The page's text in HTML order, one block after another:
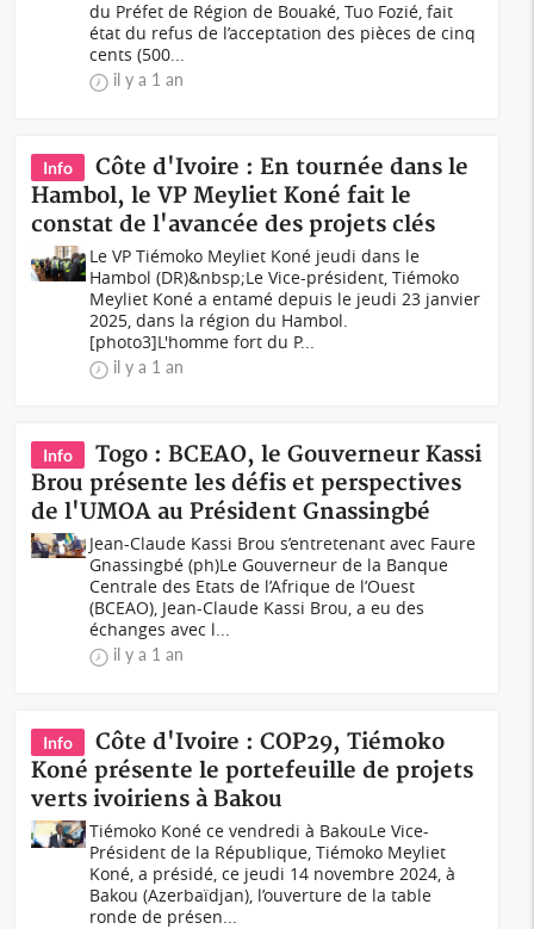
du Préfet de Région de Bouaké, Tuo Fozié, fait
état du refus de l’acceptation des pièces de cinq
cents (500...
il y a 1 an
Info
Côte d'Ivoire : En tournée dans le
Hambol, le VP Meyliet Koné fait le
constat de l'avancée des projets clés
Le VP Tiémoko Meyliet Koné jeudi dans le
Hambol (DR)&nbsp;Le Vice-président, Tiémoko
Meyliet Koné a entamé depuis le jeudi 23 janvier
2025, dans la région du Hambol.
[photo3]L'homme fort du P...
il y a 1 an
Info
Togo : BCEAO, le Gouverneur Kassi
Brou présente les défis et perspectives
de l'UMOA au Président Gnassingbé
Jean-Claude Kassi Brou s’entretenant avec Faure
Gnassingbé (ph)Le Gouverneur de la Banque
Centrale des Etats de l’Afrique de l’Ouest
(BCEAO), Jean-Claude Kassi Brou, a eu des
échanges avec l...
il y a 1 an
Info
Côte d'Ivoire : COP29, Tiémoko
Koné présente le portefeuille de projets
verts ivoiriens à Bakou
Tiémoko Koné ce vendredi à BakouLe Vice-
Président de la République, Tiémoko Meyliet
Koné, a présidé, ce jeudi 14 novembre 2024, à
Bakou (Azerbaïdjan), l’ouverture de la table
ronde de présen...